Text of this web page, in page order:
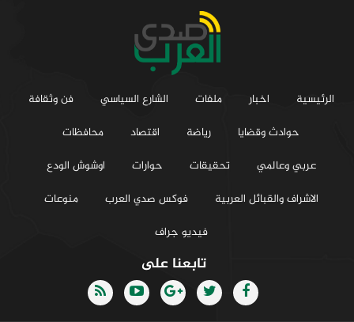
الرئيسية اخبار ملفات الشارع السياسي
فن وثقافة
حوادث وقضايا
رياضة اقتصاد
محافظات
عربي وعالمي
تحقيقات حوارات
اوشوش الودع
الاشراف والقبائل العربية
فوكس صدي العرب
منوعات
فيديو جراف
تابعنا على